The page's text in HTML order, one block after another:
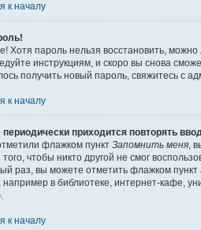
к началу
Хотя пароль нельзя восстановить,
инструкциям, и скоро вы снова
получить новый пароль, свяжитесь с
к началу
приходится повторять
флажком пункт Запомнить меня,
чтобы никто другой не смог
раз, вы можете отметить флажком пункт
в библиотеке, интернет-кафе,
к началу